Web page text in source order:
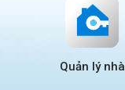
Quản lý nhà